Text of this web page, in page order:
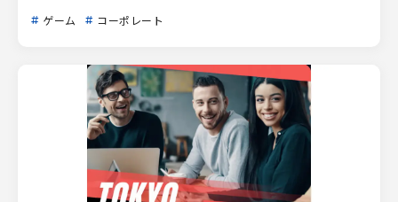
ゲーム コーポレート